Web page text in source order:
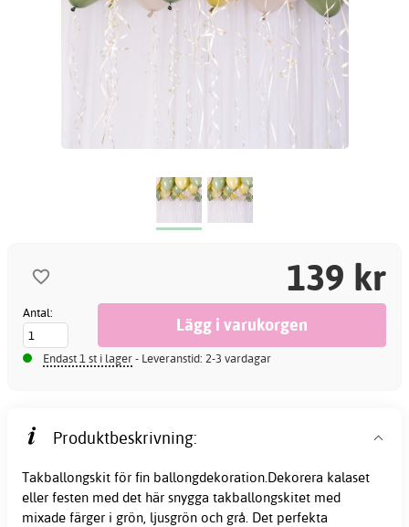
139 kr
Antal:
Endast 1 st i lager- Leveranstid: 2-3 vardagar
Produktbeskrivning:
Takballongskit för fin ballongdekoration.Dekorera kalaset
eller festen med det här snygga takballongskitet med
mixade färger i grön, ljusgrön och grå. Det perfekta